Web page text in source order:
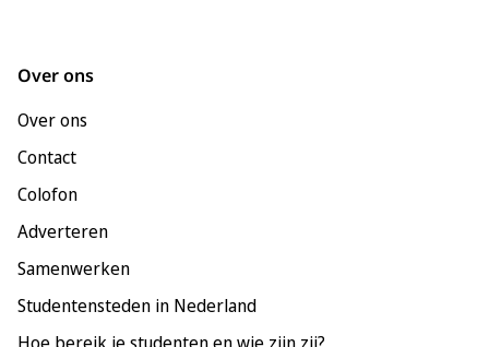
Over ons
Over ons
Contact
Colofon
Adverteren
Samenwerken
Studentensteden in Nederland